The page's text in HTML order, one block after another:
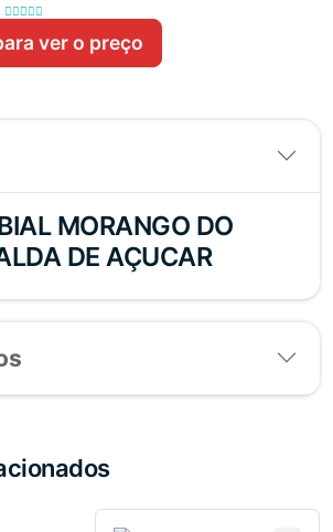
ver o preço
MORANGO DO
DE AÇUCAR